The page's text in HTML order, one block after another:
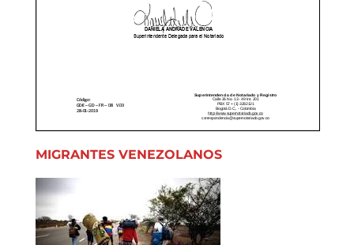
MIGRANTES VENEZOLANOS